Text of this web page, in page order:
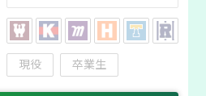
現役 卒業生